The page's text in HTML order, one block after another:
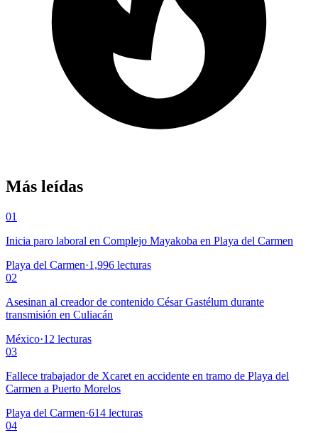
Más leídas
01
Inicia paro laboral en Complejo Mayakoba en Playa del Carmen
Playa del Carmen·1,996 lecturas
02
Asesinan al creador de contenido César Gastélum durante
transmisión en Culiacán
México·12 lecturas
03
Fallece trabajador de Xcaret en accidente en tramo de Playa del
Carmen a Puerto Morelos
Playa del Carmen·614 lecturas
04